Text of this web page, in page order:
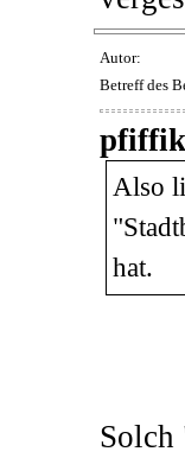
Autor:
Betreff des
Also
hat.
Solch